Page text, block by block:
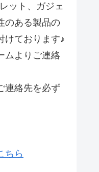
ット、ガジェ
のある製品の
けております♪
ムよりご連絡
連絡先を必ず
ちら